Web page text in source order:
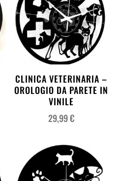
CLINICA VETERINARIA –
OROLOGIO DA PARETE IN
VINILE
29,99€